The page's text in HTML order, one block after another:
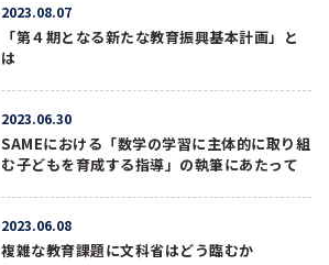
2023.08.07
「第４期となる新たな教育振興基本計画」と
は
2023.06.30
SAMEにおける「数学の学習に主体的に取り組
む子どもを育成する指導」の執筆にあたって
2023.06.08
複雑な教育課題に文科省はどう臨むか